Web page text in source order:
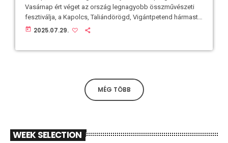
Vasárnap ért véget az ország legnagyobb összművészeti
fesztiválja, a Kapolcs, Taliándörögd, Vigántpetend hármast
felölelő Művészetek Völgye, a szervezők pedig már
tapasztalható, a 10 nap alatt összesen 130 ezer Völgylakó
today 2025.07.29.
MÉG TÖBB
WEEK SELECTION